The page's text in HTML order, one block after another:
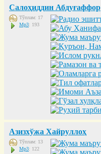
Салоҳиддин Абдуғаффор
Тўплам: 17
Mp3: 193
Азизхўжа Хайруллоҳ
Тўплам: 13
Mp3: 122